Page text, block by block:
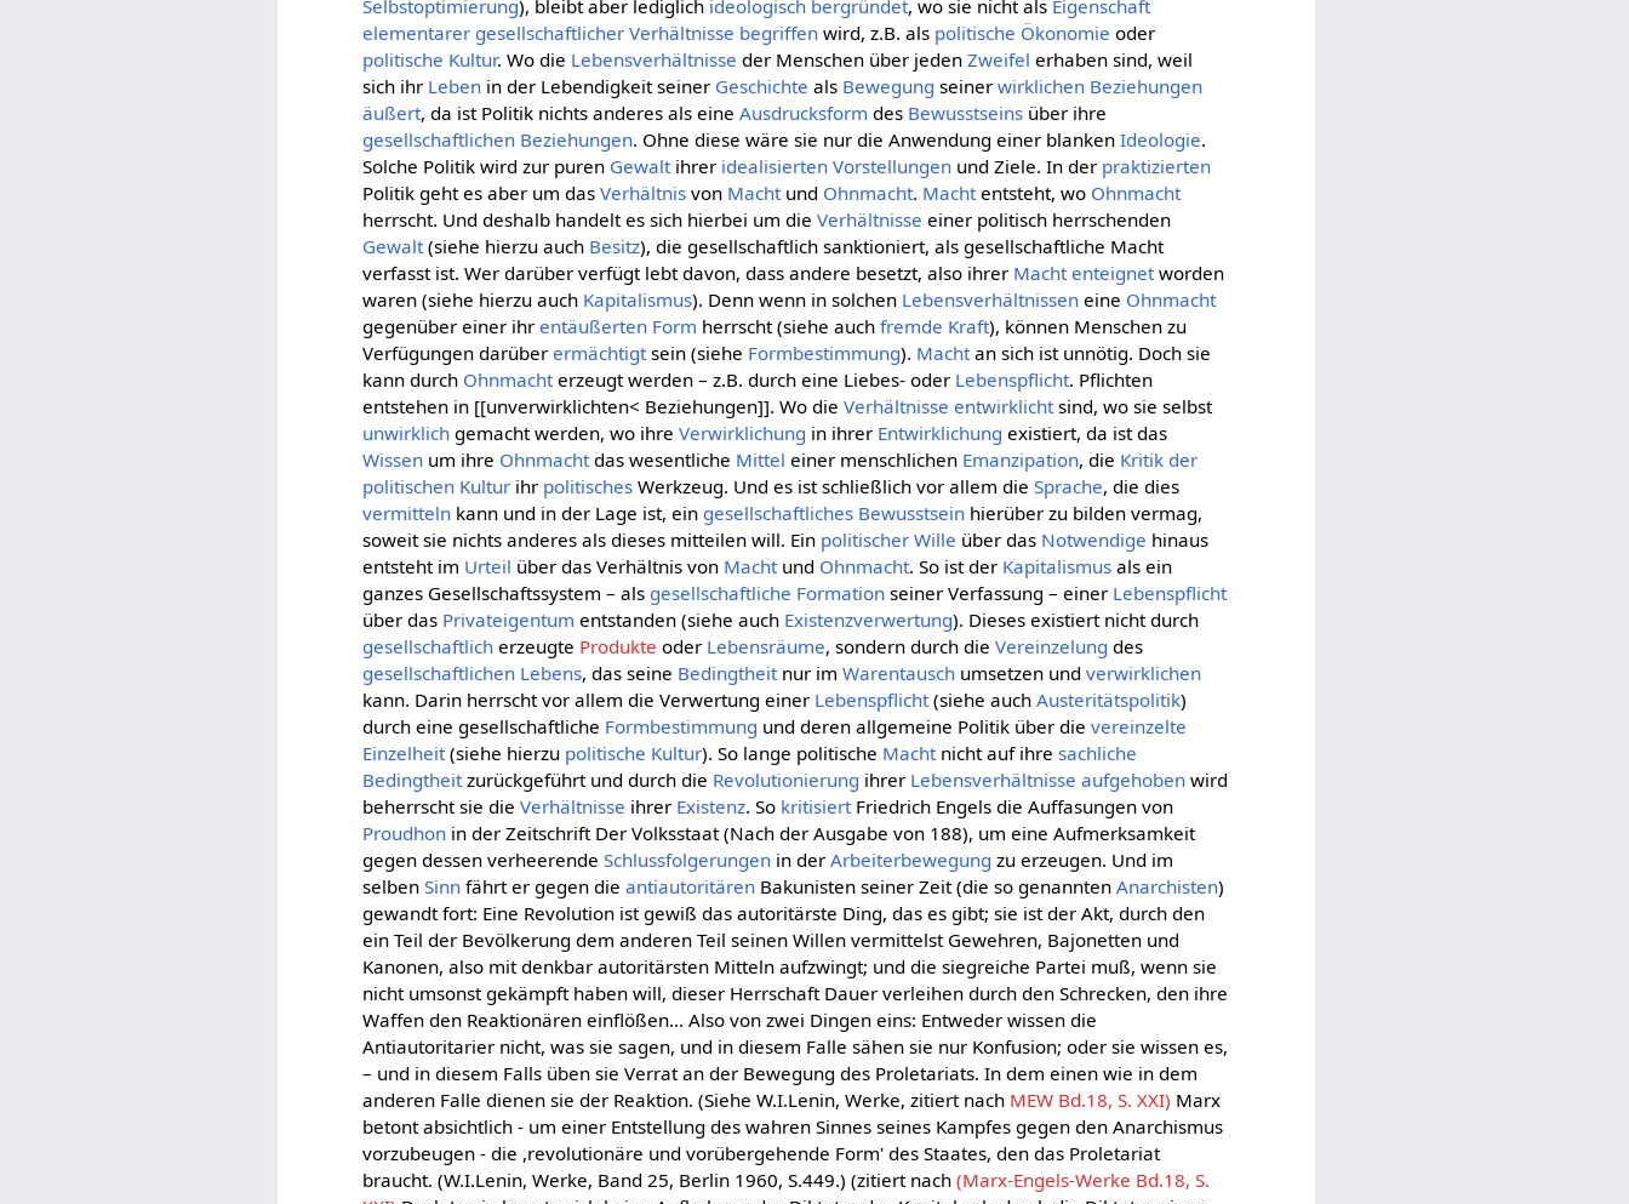
Selbstoptimierung), bleibt aber lediglich ideologisch bergründet, wo sie nicht als Eigenschaft
elementarer gesellschaftlicher Verhältnisse begriffen wird, z.B. als politische Ökonomie oder
politische Kultur. Wo die Lebensverhältnisse der Menschen über jedenZweifel erhaben sind, weil
sich ihr Leben in der Lebendigkeit seiner Geschichte als Bewegung seinerwirklichen Beziehungen
äußert, da ist Politik nichts anderes als eineAusdrucksform des Bewusstseins über ihre
gesellschaftlichen Beziehungen. Ohne diese wäre sie nur die Anwendung einer blankenIdeologie.
Solche Politik wird zur puren Gewaltihrer idealisierten Vorstellungen und Ziele. In der praktizierten
Politik geht es aber um dasVerhältnis von Machtund Ohnmacht. Machtentsteht, wo Ohnmacht
herrscht. Und deshalb handelt es sich hierbei um dieVerhältnisse einer politisch herrschenden
Gewalt(siehe hierzu auch Besitz), die gesellschaftlich sanktioniert, als gesellschaftliche Macht
verfasst ist. Wer darüber verfügt lebt davon, dass andere besetzt, also ihrer Macht enteignetworden
waren (siehe hierzu auch Kapitalismus). Denn wenn in solchen Lebensverhältnissen eine Ohnmacht
gegenüber einer ihrentäußerten Form herrscht (siehe auchfremde Kraft), können Menschen zu
Verfügungen darüberermächtigtsein (siehe Formbestimmung). Machtan sich ist unnötig. Doch sie
kann durch Ohnmachterzeugt werden – z.B. durch eine Liebes- oder Lebenspflicht. Pflichten
entstehen in [[unverwirklichten< Beziehungen]]. Wo dieVerhältnisse entwirklichtsind, wo sie selbst
unwirklich gemacht werden, wo ihreVerwirklichung in ihrer Entwirklichung existiert, da ist das
Wissen um ihre Ohnmachtdas wesentliche Mittel einer menschlichen Emanzipation, die Kritik der
politischen Kultur ihr politisches Werkzeug. Und es ist schließlich vor allem dieSprache, die dies
vermitteln kann und in der Lage ist, ein gesellschaftliches Bewusstsein hierüber zu bilden vermag,
soweit sie nichts anderes als dieses mitteilen will. Ein politischer Wille über das Notwendige hinaus
entsteht im Urteil über das Verhältnis von Machtund Ohnmacht. So ist der Kapitalismus als ein
ganzes Gesellschaftssystem – als gesellschaftliche Formation seiner Verfassung – einer Lebenspflicht
über das Privateigentum entstanden (siehe auch Existenzverwertung). Dieses existiert nicht durch
gesellschaftlich erzeugte Produkte oder Lebensräume, sondern durch dieVereinzelung des
gesellschaftlichen Lebens, das seine Bedingtheitnur imWarentausch umsetzen undverwirklichen
kann. Darin herrscht vor allem die Verwertung einer Lebenspflicht(siehe auchAusteritätspolitik)
durch eine gesellschaftliche Formbestimmung und deren allgemeine Politik über dievereinzelte
Einzelheit(siehe hierzu politische Kultur). So lange politische Machtnicht auf ihresachliche
Bedingtheitzurückgeführt und durch die Revolutionierung ihrer Lebensverhältnisse aufgehoben wird
beherrscht sie dieVerhältnisse ihrer Existenz. So kritisiertFriedrich Engels die Auffasungen von
Proudhon in der Zeitschrift Der Volksstaat (Nach der Ausgabe von 188), um eine Aufmerksamkeit
gegen dessen verheerendeSchlussfolgerungen in derArbeiterbewegung zu erzeugen. Und im
selbenSinn fährt er gegen dieantiautoritären Bakunisten seiner Zeit (die so genanntenAnarchisten)
gewandt fort: Eine Revolution ist gewiß das autoritärste Ding, das es gibt; sie ist der Akt, durch den
ein Teil der Bevölkerung dem anderen Teil seinen Willen vermittelst Gewehren, Bajonetten und
Kanonen, also mit denkbar autoritärsten Mitteln aufzwingt; und die siegreiche Partei muß, wenn sie
nicht umsonst gekämpft haben will, dieser Herrschaft Dauer verleihen durch den Schrecken, den ihre
Waffen den Reaktionären einflößen... Also von zwei Dingen eins: Entweder wissen die
Antiautoritarier nicht, was sie sagen, und in diesem Falle sähen sie nur Konfusion; oder sie wissen es,
– und in diesem Falls üben sie Verrat an der Bewegung des Proletariats. In dem einen wie in dem
anderen Falle dienen sie der Reaktion. (Siehe W.I.Lenin, Werke, zitiert nach MEW Bd.18, S. XXI) Marx
betont absichtlich - um einer Entstellung des wahren Sinnes seines Kampfes gegen den Anarchismus
vorzubeugen - die ,revolutionäre und vorübergehende Form' des Staates, den das Proletariat
braucht. (W.I.Lenin, Werke, Band 25, Berlin 1960, S.449.) (zitiert nach(Marx-Engels-Werke Bd.18, S.